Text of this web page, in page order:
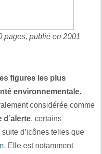
pages, publié en 2001
figures les plus
environnementale.
considérée comme
, certains
d’icônes telles que
. Elle est notamment